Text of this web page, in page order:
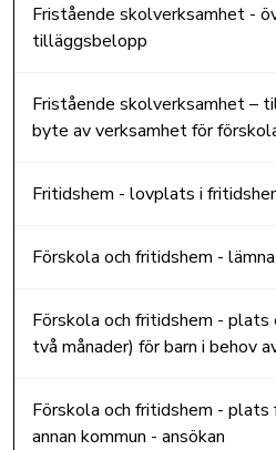
Fristående skolverksamhet -
tilläggsbelopp
Fristående skolverksamhet –
byte av verksamhet för
Fritidshem - lovplats i
Förskola och fritidshem -
Förskola och fritidshem -
två månader) för barn i behov
Förskola och fritidshem - plats
annan kommun - ansökan